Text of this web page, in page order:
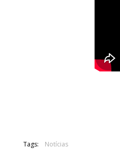
Tags: Notícias